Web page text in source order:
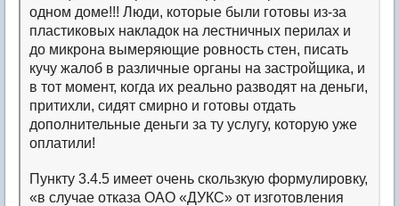
одном доме!!! Люди, которые были готовы из-за
пластиковых накладок на лестничных перилах и
до микрона вымеряющие ровность стен, писать
кучу жалоб в различные органы на застройщика, и
в тот момент, когда их реально разводят на деньги,
притихли, сидят смирно и готовы отдать
дополнительные деньги за ту услугу, которую уже
оплатили!
Пункту 3.4.5 имеет очень скользкую формулировку,
«в случае отказа ОАО «ДУКС» от изготовления